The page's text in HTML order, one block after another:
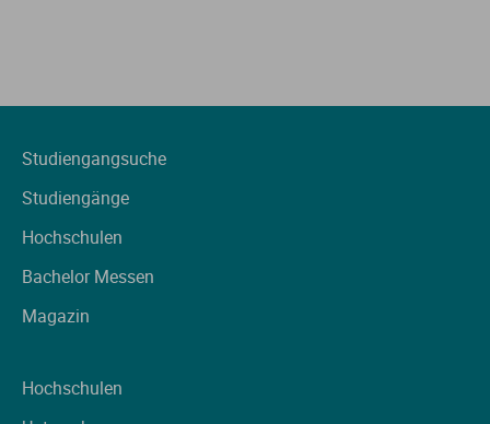
Studiengangsuche
Studiengänge
Hochschulen
Bachelor Messen
Magazin
Hochschulen